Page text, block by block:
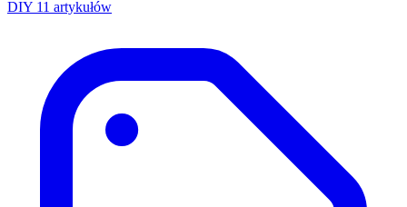
DIY 11 artykułów